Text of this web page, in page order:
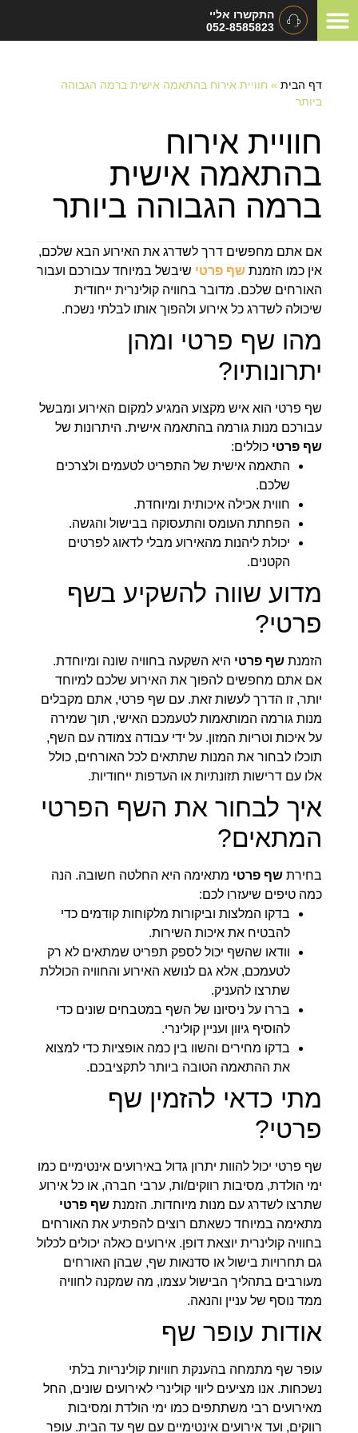
התקשרו אליי
052-8585823
דף הבית» חוויית אירוח בהתאמה אישית ברמה הגבוהה
ביותר
חוויית אירוח
בהתאמה אישית
ברמה הגבוהה ביותר
אם אתם מחפשים דרך לשדרג את האירוע הבא שלכם,
אין כמו הזמנת שף פרטי שיבשל במיוחד עבורכם ועבור
האורחים שלכם. מדובר בחוויה קולינרית ייחודית
שיכולה לשדרג כל אירוע ולהפוך אותו לבלתי נשכח.
מהו שף פרטי ומהן
יתרונותיו?
שף פרטי הוא איש מקצוע המגיע למקום האירוע ומבשל
עבורכם מנות גורמה בהתאמה אישית. היתרונות של
שף פרטי כוללים:
התאמה אישית של התפריט לטעמים ולצרכים
שלכם.
חווית אכילה איכותית ומיוחדת.
הפחתת העומס והתעסוקה בבישול והגשה.
יכולת ליהנות מהאירוע מבלי לדאוג לפרטים
הקטנים.
מדוע שווה להשקיע בשף
פרטי?
הזמנת שף פרטי היא השקעה בחוויה שונה ומיוחדת.
אם אתם מחפשים להפוך את האירוע שלכם למיוחד
יותר, זו הדרך לעשות זאת. עם שף פרטי, אתם מקבלים
מנות גורמה המותאמות לטעמכם האישי, תוך שמירה
על איכות וטריות המזון. על ידי עבודה צמודה עם השף,
תוכלו לבחור את המנות שתתאים לכל האורחים, כולל
אלו עם דרישות תזונתיות או העדפות ייחודיות.
איך לבחור את השף הפרטי
המתאים?
בחירת שף פרטי מתאימה היא החלטה חשובה. הנה
כמה טיפים שיעזרו לכם:
בדקו המלצות וביקורות מלקוחות קודמים כדי
להבטיח את איכות השירות.
וודאו שהשף יכול לספק תפריט שמתאים לא רק
לטעמכם, אלא גם לנושא האירוע והחוויה הכוללת
שתרצו להעניק.
בררו על ניסיונו של השף במטבחים שונים כדי
להוסיף גיוון ועניין קולינרי.
בדקו מחירים והשוו בין כמה אופציות כדי למצוא
את ההתאמה הטובה ביותר לתקציבכם.
מתי כדאי להזמין שף
פרטי?
שף פרטי יכול להוות יתרון גדול באירועים אינטימיים כמו
ימי הולדת, מסיבות רווקים/ות, ערבי חברה, או כל אירוע
שתרצו לשדרג עם מנות מיוחדות. הזמנת שף פרטי
מתאימה במיוחד כשאתם רוצים להפתיע את האורחים
בחוויה קולינרית יוצאת דופן. אירועים כאלה יכולים לכלול
גם תחרויות בישול או סדנאות שף, שבהן האורחים
מעורבים בתהליך הבישול עצמו, מה שמקנה לחוויה
ממד נוסף של עניין והנאה.
אודות עופר שף
עופר שף מתמחה בהענקת חוויות קולינריות בלתי
נשכחות. אנו מציעים ליווי קולינרי לאירועים שונים, החל
מאירועים רבי משתתפים כמו ימי הולדת ומסיבות
רווקים, ועד אירועים אינטימיים עם שף עד הבית. עופר